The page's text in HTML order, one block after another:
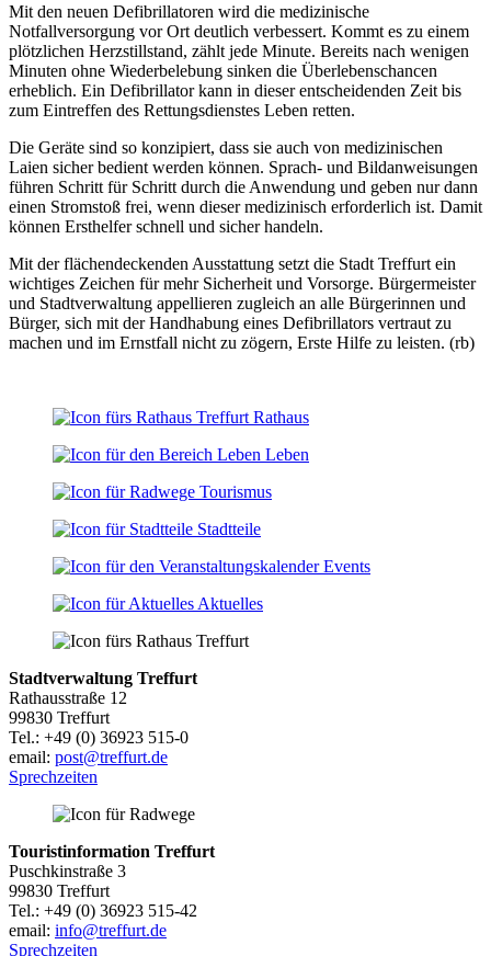
Mit den neuen Defibrillatoren wird die medizinische
Notfallversorgung vor Ort deutlich verbessert. Kommt es zu einem
plötzlichen Herzstillstand, zählt jede Minute. Bereits nach wenigen
Minuten ohne Wiederbelebung sinken die Überlebenschancen
erheblich. Ein Defibrillator kann in dieser entscheidenden Zeit bis
zum Eintreffen des Rettungsdienstes Leben retten.
Die Geräte sind so konzipiert, dass sie auch von medizinischen
Laien sicher bedient werden können. Sprach- und Bildanweisungen
führen Schritt für Schritt durch die Anwendung und geben nur dann
einen Stromstoß frei, wenn dieser medizinisch erforderlich ist. Damit
können Ersthelfer schnell und sicher handeln.
Mit der flächendeckenden Ausstattung setzt die Stadt Treffurt ein
wichtiges Zeichen für mehr Sicherheit und Vorsorge. Bürgermeister
und Stadtverwaltung appellieren zugleich an alle Bürgerinnen und
Bürger, sich mit der Handhabung eines Defibrillators vertraut zu
machen und im Ernstfall nicht zu zögern, Erste Hilfe zu leisten. (rb)
Rathaus
Leben
Tourismus
Stadtteile
Events
Aktuelles
Stadtverwaltung Treffurt
Rathausstraße 12
99830 Treffurt
Tel.: +49 (0) 36923 515-0
email: post@treffurt.de
Sprechzeiten
Touristinformation Treffurt
Puschkinstraße 3
99830 Treffurt
Tel.: +49 (0) 36923 515-42
email: info@treffurt.de
Sprechzeiten